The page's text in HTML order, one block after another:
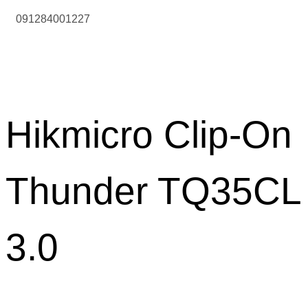
091284001227
Hikmicro Clip-On
Thunder TQ35CL
3.0